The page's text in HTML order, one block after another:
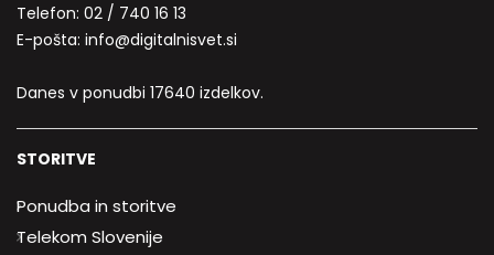
Telefon: 02 / 740 16 13
E-pošta: info@digitalnisvet.si
Danes v ponudbi 17640 izdelkov.
STORITVE
Ponudba in storitve
Telekom Slovenije